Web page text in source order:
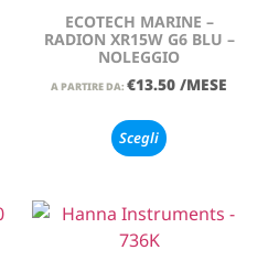
ECOTECH MARINE –
RADION XR15W G6 BLU –
NOLEGGIO
A PARTIRE DA: €13.50 /MESE
Scegli